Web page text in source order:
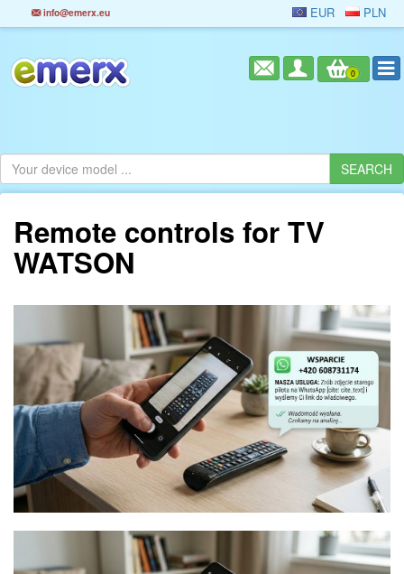
info@emerx.eu EUR PLN
0
Remote controls for TV
WATSON